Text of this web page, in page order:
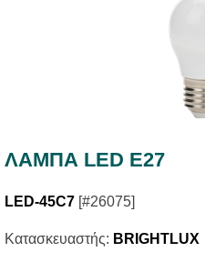
ΛΑΜΠΑ LED E27
LED-45C7 [#26075]
Κατασκευαστής: BRIGHTLUX